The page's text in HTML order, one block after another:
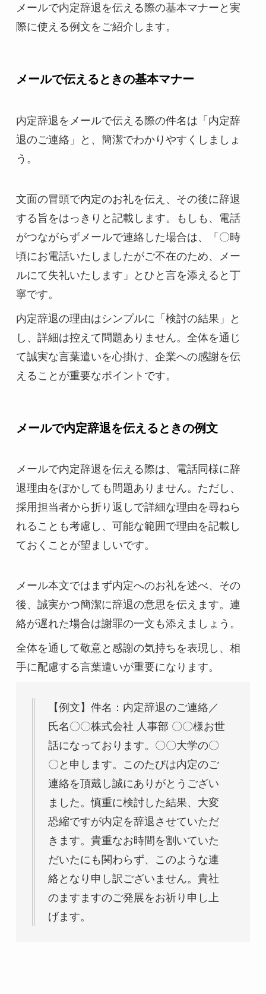
メールで内定辞退を伝える際の基本マナーと実
際に使える例文をご紹介します。
メールで伝えるときの基本マナー
内定辞退をメールで伝える際の件名は「内定辞
退のご連絡」と、簡潔でわかりやすくしましょ
う。
文面の冒頭で内定のお礼を伝え、その後に辞退
する旨をはっきりと記載します。もしも、電話
がつながらずメールで連絡した場合は、「〇時
頃にお電話いたしましたがご不在のため、メー
ルにて失礼いたします」とひと言を添えると丁
寧です。
内定辞退の理由はシンプルに「検討の結果」と
し、詳細は控えて問題ありません。全体を通じ
て誠実な言葉遣いを心掛け、企業への感謝を伝
えることが重要なポイントです。
メールで内定辞退を伝えるときの例文
メールで内定辞退を伝える際は、電話同様に辞
退理由をぼかしても問題ありません。ただし、
採用担当者から折り返しで詳細な理由を尋ねら
れることも考慮し、可能な範囲で理由を記載し
ておくことが望ましいです。
メール本文ではまず内定へのお礼を述べ、その
後、誠実かつ簡潔に辞退の意思を伝えます。連
絡が遅れた場合は謝罪の一文も添えましょう。
全体を通して敬意と感謝の気持ちを表現し、相
手に配慮する言葉遣いが重要になります。
【例文】件名：内定辞退のご連絡／
氏名〇〇株式会社 人事部 〇〇様お世
話になっております。〇〇大学の〇
〇と申します。このたびは内定のご
連絡を頂戴し誠にありがとうござい
ました。慎重に検討した結果、大変
恐縮ですが内定を辞退させていただ
きます。貴重なお時間を割いていた
だいたにも関わらず、このような連
絡となり申し訳ございません。貴社
のますますのご発展をお祈り申し上
げます。